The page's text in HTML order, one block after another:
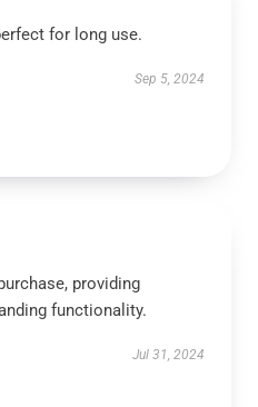
for long use.
Sep 5, 2024
providing
functionality.
Jul 31, 2024